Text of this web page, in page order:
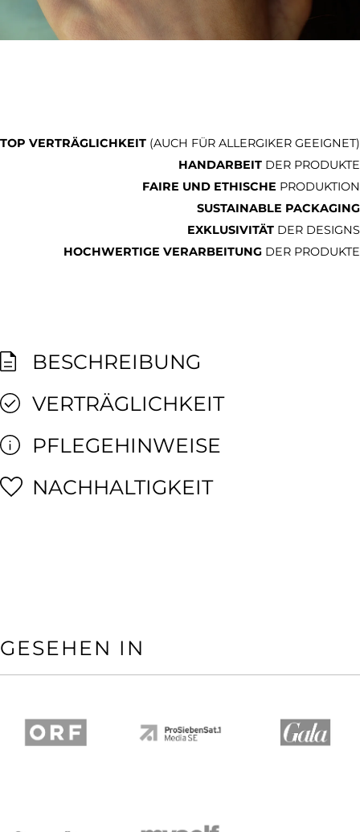
TOP VERTRÄGLICHKEIT (AUCH FÜR ALLERGIKER GEEIGNET)
HANDARBEIT DER PRODUKTE
FAIRE UND ETHISCHE PRODUKTION
SUSTAINABLE PACKAGING
EXKLUSIVITÄT DER DESIGNS
HOCHWERTIGE VERARBEITUNG DER PRODUKTE
BESCHREIBUNG
VERTRÄGLICHKEIT
PFLEGEHINWEISE
NACHHALTIGKEIT
GESEHEN IN